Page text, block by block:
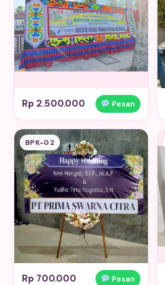
Rp 2.500.000 Pesan
BPK-02
Rp 700.000 Pesan